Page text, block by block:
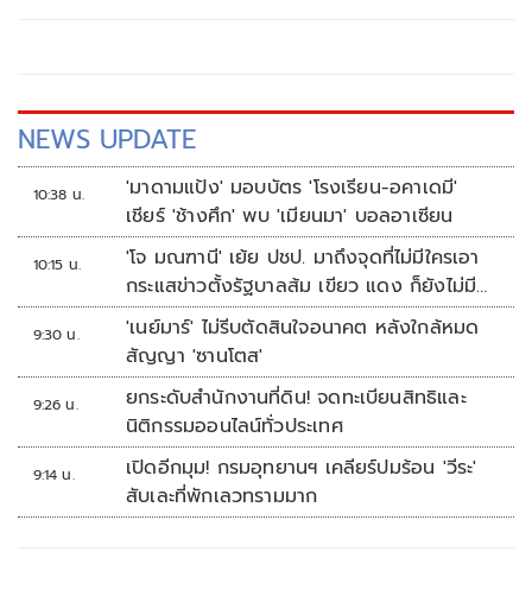
NEWS UPDATE
10:38 น.
'มาดามแป้ง' มอบบัตร 'โรงเรียน-อคาเดมี'
เชียร์ 'ช้างศึก' พบ 'เมียนมา' บอลอาเซียน
10:15 น.
'โจ มณฑานี' เย้ย ปชป. มาถึงจุดที่ไม่มีใครเอา
กระแสข่าวตั้งรัฐบาลส้ม เขียว แดง ก็ยังไม่มีฟ้า
เลย
9:30 น.
'เนย์มาร์' ไม่รีบตัดสินใจอนาคต หลังใกล้หมด
สัญญา 'ซานโตส'
9:26 น.
ยกระดับสำนักงานที่ดิน! จดทะเบียนสิทธิและ
นิติกรรมออนไลน์ทั่วประเทศ
9:14 น.
เปิดอีกมุม! กรมอุทยานฯ เคลียร์ปมร้อน 'วีระ'
สับเละที่พักเลวทรามมาก